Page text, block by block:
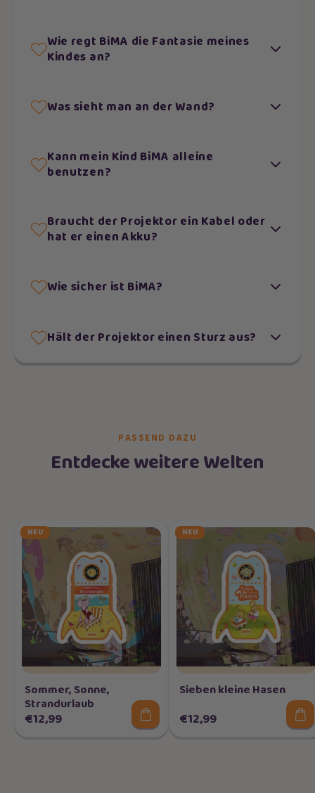
Wie regt BiMA die Fantasie meines
Kindes an?
Was sieht man an der Wand?
Kann mein Kind BiMA alleine
benutzen?
Braucht der Projektor ein Kabel oder
hat er einen Akku?
Wie sicher ist BiMA?
Hält der Projektor einen Sturz aus?
PASSEND DAZU
Entdecke weitere Welten
NEU
Sommer, Sonne,
Strandurlaub
€12,99
NEU
Sieben kleine Hasen
€12,99